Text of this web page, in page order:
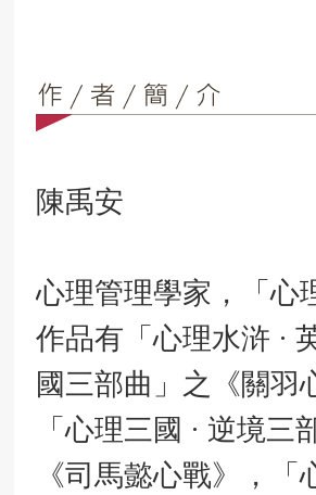
陳禹安
心理管理學家，「心
作品有「心理水浒 ·
國三部曲」之《關羽
「心理三國 · 逆境三
《司馬懿心戰》，